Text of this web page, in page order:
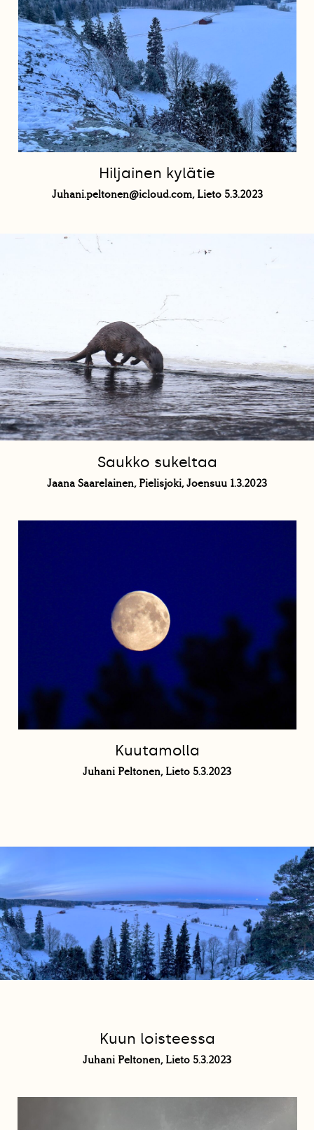
Hiljainen kylätie
Juhani.peltonen@icloud.com, Lieto 5.3.2023
Saukko sukeltaa
Jaana Saarelainen, Pielisjoki, Joensuu 1.3.2023
Kuutamolla
Juhani Peltonen, Lieto 5.3.2023
Kuun loisteessa
Juhani Peltonen, Lieto 5.3.2023